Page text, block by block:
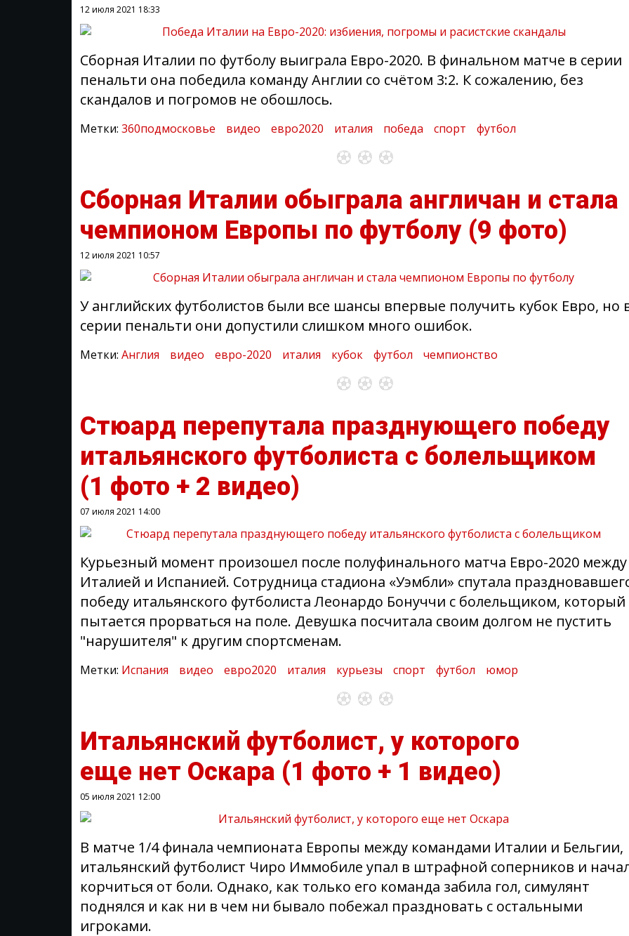
12 июля 2021 18:33
Сборная Италии по футболу выиграла Евро-2020. В финальном матче в серии
пенальти она победила команду Англии со счётом 3:2. К сожалению, без
скандалов и погромов не обошлось.
Метки: 360подмосковье видео евро2020 италия победа спорт футбол
Сборная Италии обыграла англичан и стала
чемпионом Европы по футболу (9 фото)
12 июля 2021 10:57
У английских футболистов были все шансы впервые получить кубок Евро, но
серии пенальти они допустили слишком много ошибок.
Метки: Англия видео евро-2020 италия кубок футбол чемпионство
Стюард перепутала празднующего победу
итальянского футболиста с болельщиком
(1 фото + 2 видео)
07 июля 2021 14:00
Курьезный момент произошел после полуфинального матча Евро-2020 между
Италией и Испанией. Сотрудница стадиона «Уэмбли» спутала
победу итальянского футболиста Леонардо Бонуччи с болельщиком, который
пытается прорваться на поле. Девушка посчитала своим долгом не пустить
"нарушителя" к другим спортсменам.
Метки: Испания видео евро2020 италия курьезы спорт футбол юмор
Итальянский футболист, у которого
еще нет Оскара (1 фото + 1 видео)
05 июля 2021 12:00
В матче 1/4 финала чемпионата Европы между командами Италии и Бельгии,
итальянский футболист Чиро Иммобиле упал в штрафной соперников и
корчиться от боли. Однако, как только его команда забила гол, симулянт
поднялся и как ни в чем ни бывало побежал праздновать с остальными
игроками.